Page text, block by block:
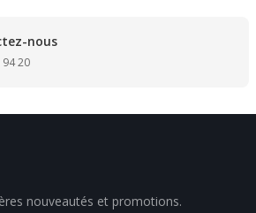
nous
94 20
nouveautés et promotions.